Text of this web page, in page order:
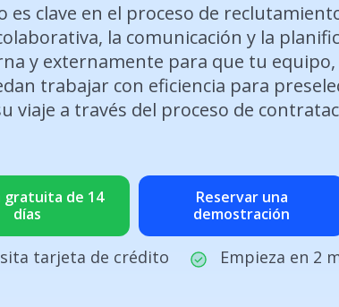
clave en el proceso de
la comunicación y la
y externamente para que tu
trabajar con eficiencia para
viaje a través del proceso de
gratuita de 14
días
Reservar una
demostración
tarjeta de crédito Empieza en 2